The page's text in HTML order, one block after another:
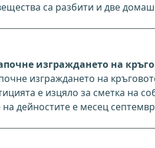
са разбити и две
изграждането на
изграждането на
е изцяло за сметка на
дейностите е месец